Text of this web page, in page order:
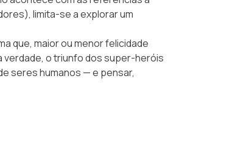
limita-se a explorar um
que, maior ou menor felicidade
verdade, o triunfo dos super-heróis
seres humanos — e pensar,